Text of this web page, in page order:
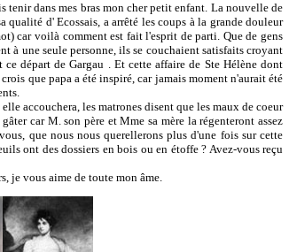
dans mes bras mon cher petit enfant. La nouvelle de
qualité d' Ecossais, a arrêté les coups à la grande douleur
car voilà comment est fait l'esprit de parti. Que de gens
à une seule personne, ils se couchaient satisfaits croyant
départ de Gargau . Et cette affaire de Ste Hélène dont
que papa a été inspiré, car jamais moment n'aurait été
accouchera, les matrones disent que les maux de coeur
car M. son père et Mme sa mère la régenteront assez
que nous nous querellerons plus d'une fois sur cette
ont des dossiers en bois ou en étoffe ? Avez-vous reçu
je vous aime de toute mon âme.